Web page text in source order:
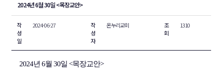
2024년 6월 30일 <목장교안>
작
성
일
2024-06-27
작
성
자
온누리교회
조
회
1310
2024년 6월 30일 <목장교안>